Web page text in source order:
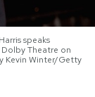
speaks
Theatre on
Kevin Winter/Getty